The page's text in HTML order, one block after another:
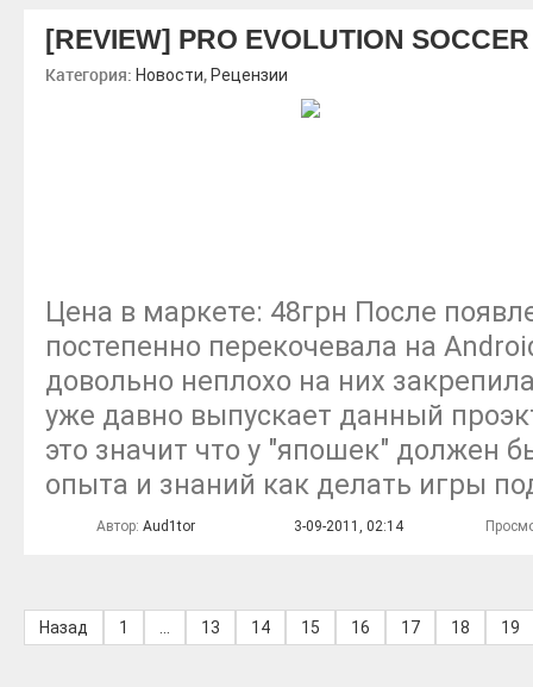
[REVIEW] PRO EVOLUTION
Категория: Новости, Рецензии
Цена в маркете: 48грн После
постепенно перекочевала на
довольно неплохо на них
уже давно выпускает данный
это значит что у "япошек" должен
опыта и знаний как делать игры
Автор:Aud1tor 3-09-2011, 02:14
Назад 1 13 14 15 16 17 18 19